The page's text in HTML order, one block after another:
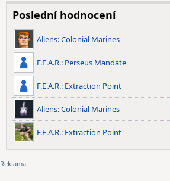
Poslední hodnocení
Aliens: Colonial Marines
F.E.A.R.: Perseus Mandate
F.E.A.R.: Extraction Point
Aliens: Colonial Marines
F.E.A.R.: Extraction Point